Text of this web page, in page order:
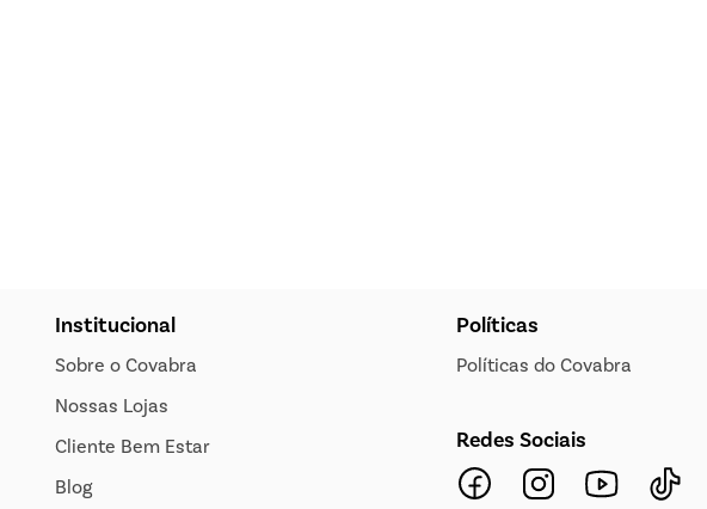
Institucional
Sobre o Covabra
Nossas Lojas
Cliente Bem Estar
Blog
Políticas
Políticas do Covabra
Redes Sociais